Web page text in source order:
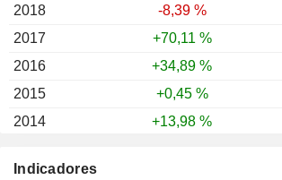
Indicadores
2018
-8,39 %
2017
+70,11 %
2016
+34,89 %
2015
+0,45 %
2014
+13,98 %